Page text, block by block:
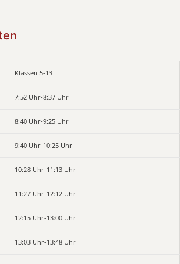
Klassen 5-13
7:52 Uhr-8:37 Uhr
8:40 Uhr-9:25 Uhr
9:40 Uhr-10:25 Uhr
10:28 Uhr-11:13 Uhr
11:27 Uhr-12:12 Uhr
12:15 Uhr-13:00 Uhr
13:03 Uhr-13:48 Uhr